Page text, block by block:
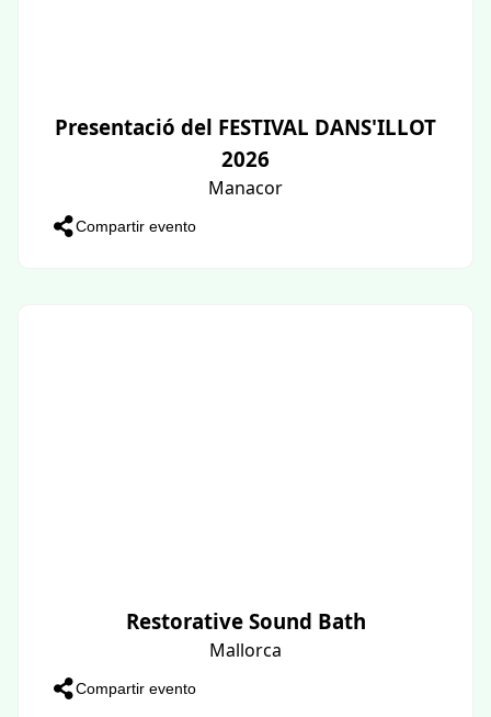
Presentació del FESTIVAL DANS'ILLOT
2026
Manacor
Compartir evento
Restorative Sound Bath
Mallorca
Compartir evento